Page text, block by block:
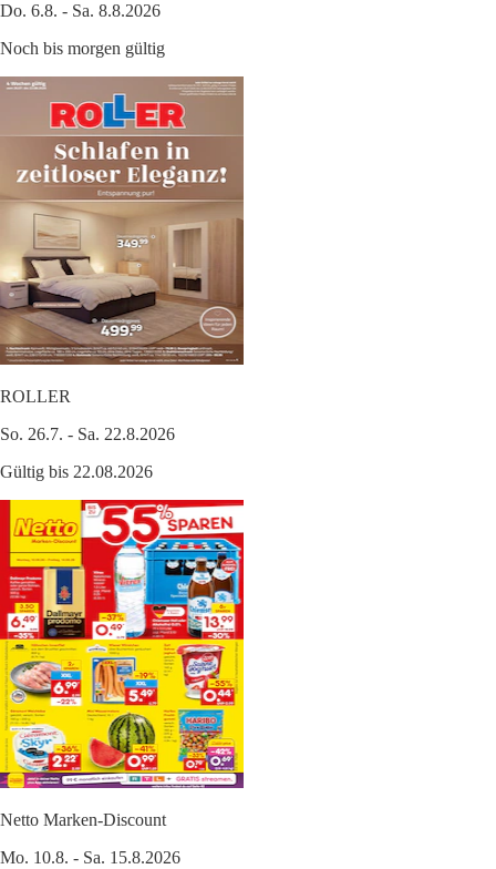
Do. 6.8. - Sa. 8.8.2026
Noch bis morgen gültig
ROLLER
So. 26.7. - Sa. 22.8.2026
Gültig bis 22.08.2026
Netto Marken-Discount
Mo. 10.8. - Sa. 15.8.2026